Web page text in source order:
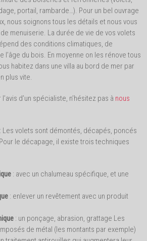
portail, rambarde…). Pour un bel ouvrage
nous soignons tous les détails et nous vous
menuiserie. La durée de vie de vos volets
des conditions climatiques, de
l’âge du bois. En moyenne on les rénove tous
habitez dans une villa au bord de mer par
plus vite.
d’un spécialiste, n’hésitez pas à nous
Les volets sont démontés, décapés, poncés
le décapage, il existe trois techniques
: avec un chalumeau spécifique, et une
: enlever un revêtement avec un produit
: un ponçage, abrasion, grattage Les
de métal (les montants par exemple)